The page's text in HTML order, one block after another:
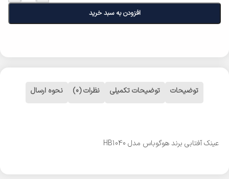
افزودن به سبد خرید
توضیحات توضیحات تکمیلی نظرات (0) نحوه ارسال
عینک آفتابی برند هوگوباس مدل HB1040